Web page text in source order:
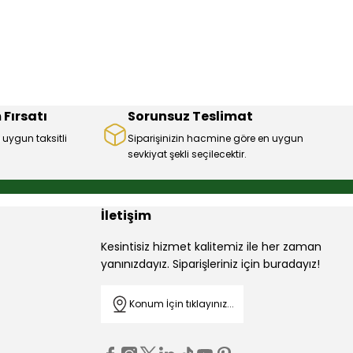
uygun taksitli
Sorunsuz Teslimat
Siparişinizin hacmine göre en uygun
sevkiyat şekli seçilecektir.
İletişim
Kesintisiz hizmet kalitemiz ile her zaman
yanınızdayız. Siparişleriniz için buradayız!
Konum İçin tıklayınız...